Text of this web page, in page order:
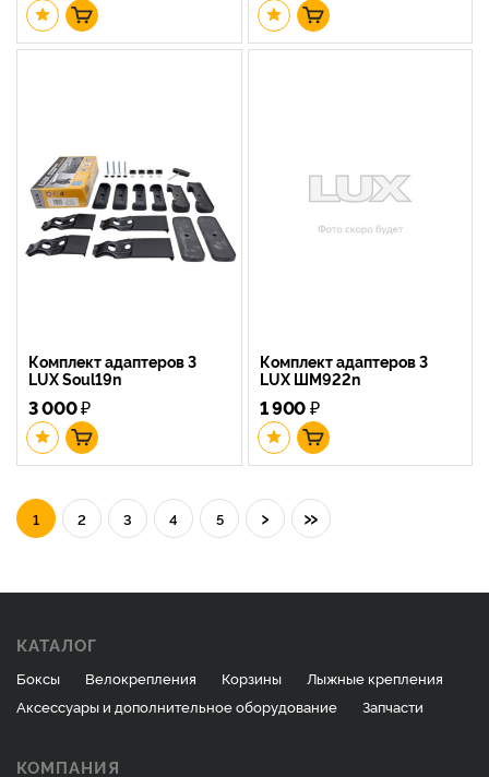
Комплект адаптеров 3
LUX Soul19n
3 000₽
Комплект адаптеров 3
LUX ШМ922n
1 900₽
1 2 3 4 5 › »
КАТАЛОГ
Боксы Велокрепления Корзины
Лыжные крепления
Аксессуары и дополнительное оборудование
Запчасти
КОМПАНИЯ